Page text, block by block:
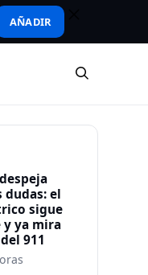
AÑADIR
dudas: el
sigue
y ya mira
911